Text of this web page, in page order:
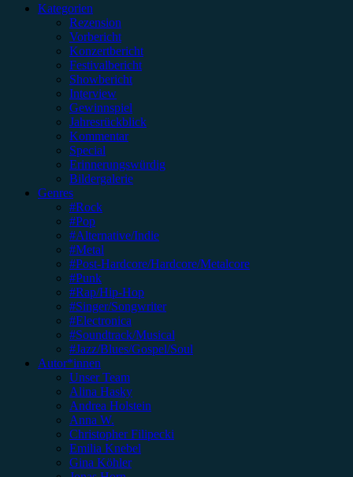
Kategorien
Rezension
Vorbericht
Konzertbericht
Festivalbericht
Showbericht
Interview
Gewinnspiel
Jahresrückblick
Kommentar
Special
Erinnerungswürdig
Bildergalerie
Genres
#Rock
#Pop
#Alternative/Indie
#Metal
#Post-Hardcore/Hardcore/Metalcore
#Punk
#Rap/Hip-Hop
#Singer/Songwriter
#Electronica
#Soundtrack/Musical
#Jazz/Blues/Gospel/Soul
Autor*innen
Unser Team
Alina Hasky
Andrea Holstein
Anna W.
Christopher Filipecki
Emilia Knebel
Gina Köhler